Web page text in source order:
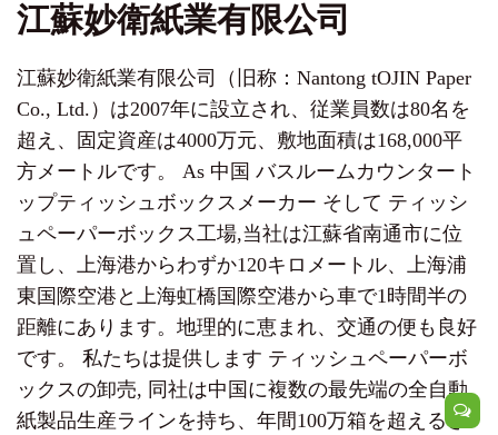
江蘇妙衛紙業有限公司
江蘇妙衛紙業有限公司（旧称：Nantong tOJIN Paper
Co., Ltd.）は2007年に設立され、従業員数は80名を
超え、固定資産は4000万元、敷地面積は168,000平
方メートルです。 As 中国 バスルームカウンタート
ップティッシュボックスメーカー そして ティッシ
ュペーパーボックス工場 ,当社は江蘇省南通市に位
置し、上海港からわずか120キロメートル、上海浦
東国際空港と上海虹橋国際空港から車で1時間半の
距離にあります。地理的に恵まれ、交通の便も良好
です。 私たちは提供します ティッシュペーパーボ
ックスの卸売 , 同社は中国に複数の最先端の全自動
紙製品生産ラインを持ち、年間100万箱を超えるさ